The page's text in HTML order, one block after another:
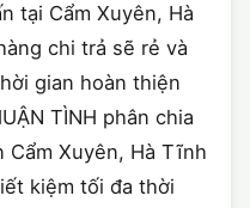
tại Cẩm Xuyên, Hà
chi trả sẽ rẻ và
gian hoàn thiện
TÌNH phân chia
Cẩm Xuyên, Hà Tĩnh
kiệm tối đa thời